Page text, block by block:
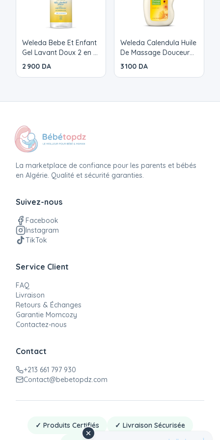
Weleda Bebe Et Enfant
Gel Lavant Doux 2 en 1
Corps & Cheveux
2 900 DA
Weleda Calendula Huile
De Massage Douceur
Bebe 200ml
3 100 DA
La marketplace de confiance pour les parents et bébés
en Algérie. Qualité et sécurité garanties.
Suivez-nous
Facebook
Instagram
TikTok
Service Client
FAQ
Livraison
Retours & Échanges
Garantie Momcozy
Contactez-nous
Contact
+213 661 797 930
Contact@bebetopdz.com
✓ Produits Certifiés
✓ Livraison Sécurisée